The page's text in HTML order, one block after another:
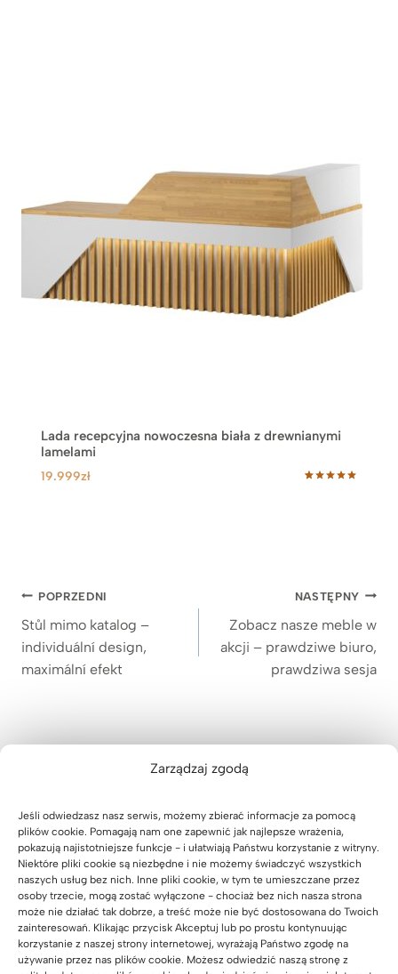
Zarządzaj zgodą
Jeśli odwiedzasz nasz serwis, możemy zbierać informacje za pomocą
plików cookie. Pomagają nam one zapewnić jak najlepsze wrażenia,
pokazują najistotniejsze funkcje - i ułatwiają Państwu korzystanie z witryny.
Niektóre pliki cookie są niezbędne i nie możemy świadczyć wszystkich
naszych usług bez nich. Inne pliki cookie, w tym te umieszczane przez
osoby trzecie, mogą zostać wyłączone - chociaż bez nich nasza strona
może nie działać tak dobrze, a treść może nie być dostosowana do Twoich
zainteresowań. Klikając przycisk Akceptuj lub po prostu kontynuując
korzystanie z naszej strony internetowej, wyrażają Państwo zgodę na
używanie przez nas plików cookie. Możesz odwiedzić naszą stronę z
Lada recepcyjna nowoczesna biała z drewnianymi
lamelami
19.999zł
Nawigacja
wpisu
POPRZEDNI
Stůl mimo katalog –
individuální design,
maximální efekt
NASTĘPNY
Zobacz nasze meble w
akcji – prawdziwe biuro,
prawdziwa sesja